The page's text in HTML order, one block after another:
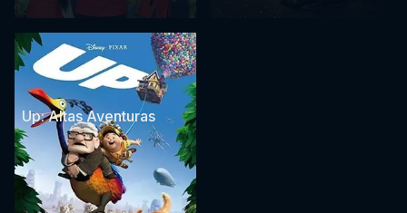
Up: Altas Aventuras